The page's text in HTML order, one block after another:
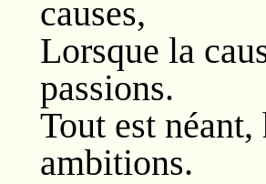
causes,
Lorsque la
passions.
Tout est
ambitions.